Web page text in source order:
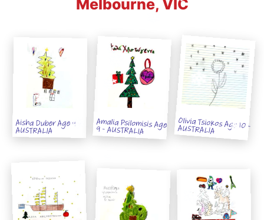
Melbourne, VIC
Aisha Duber Age 9 -
AUSTRALIA Amalia Psilomisis Age
9 - AUSTRALIA Olivia Tsiokos Age 10 -
AUSTRALIA